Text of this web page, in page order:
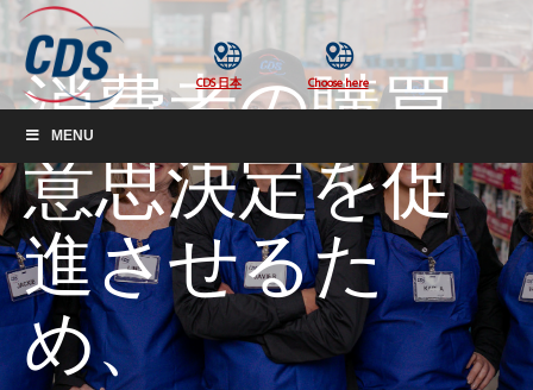
MENU
消費者の購買
意思決定を促
進させるた
め、